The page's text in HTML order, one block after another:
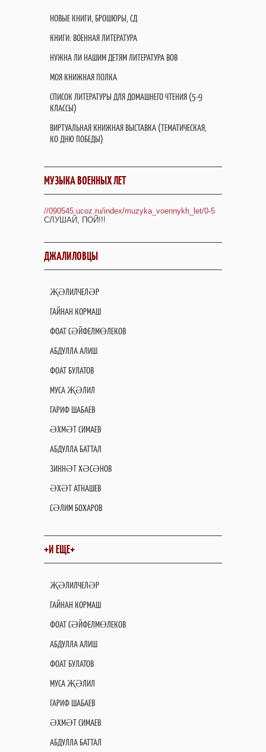
НОВЫЕ КНИГИ, БРОШЮРЫ, СД
КНИГИ: ВОЕННАЯ ЛИТЕРАТУРА
НУЖНА ЛИ НАШИМ ДЕТЯМ ЛИТЕРАТУРА ВОВ
МОЯ КНИЖНАЯ ПОЛКА
СПИСОК ЛИТЕРАТУРЫ ДЛЯ ДОМАШНЕГО ЧТЕНИЯ (5-9
КЛАССЫ)
ВИРТУАЛЬНАЯ КНИЖНАЯ ВЫСТАВКА (ТЕМАТИЧЕСКАЯ,
КО ДНЮ ПОБЕДЫ)
МУЗЫКА ВОЕННЫХ ЛЕТ
//090545.ucoz.ru/index/muzyka_voennykh_let/0-5
СЛУШАЙ, ПОЙ!!!
ДЖАЛИЛОВЦЫ
ҖӘЛИЛЧЕЛӘР
ГАЙНАН КОРМАШ
ФОАТ СӘЙФЕЛМӨЛЕКОВ
АБДУЛЛА АЛИШ
ФОАТ БУЛАТОВ
МУСА ҖӘЛИЛ
ГАРИФ ШАБАЕВ
ӘХМӘТ СИМАЕВ
АБДУЛЛА БАТТАЛ
ЗИННӘТ ХӘСӘНОВ
ӘХӘТ АТНАШЕВ
СӘЛИМ БОХАРОВ
+И ЕЩЕ+
ҖӘЛИЛЧЕЛӘР
ГАЙНАН КОРМАШ
ФОАТ СӘЙФЕЛМӨЛЕКОВ
АБДУЛЛА АЛИШ
ФОАТ БУЛАТОВ
МУСА ҖӘЛИЛ
ГАРИФ ШАБАЕВ
ӘХМӘТ СИМАЕВ
АБДУЛЛА БАТТАЛ